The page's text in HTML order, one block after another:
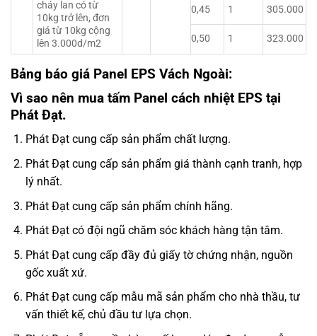
cháy lan có từ
10kg trở lên, đơn
giá từ 10kg cộng
lên 3.000d/m2
0,45
1 305.000
0,50 1 323.000
Bảng báo giá Panel EPS Vách Ngoài:
Vì sao nên mua tấm Panel cách nhiệt EPS tại
Phát Đạt.
Phát Đạt cung cấp sản phẩm chất lượng.
Phát Đạt cung cấp sản phẩm giá thành cạnh tranh, hợp
lý nhất.
Phát Đạt cung cấp sản phẩm chính hãng.
Phát Đạt có đội ngũ chăm sóc khách hàng tận tâm.
Phát Đạt cung cấp đầy đủ giấy tờ chứng nhận, nguồn
gốc xuất xứ.
Phát Đạt cung cấp mẫu mã sản phẩm cho nhà thầu, tư
vấn thiết kế, chủ đầu tư lựa chọn.